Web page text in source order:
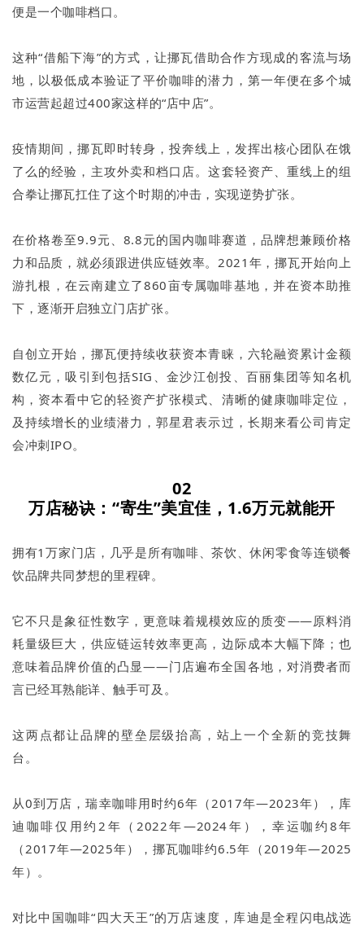
便是一个咖啡档口。
这种“借船下海”的方式，让挪瓦借助合作方现成的客流与场
地，以极低成本验证了平价咖啡的潜力，第一年便在多个城
市运营起超过400家这样的“店中店”。
疫情期间，挪瓦即时转身，投奔线上，发挥出核心团队在饿
了么的经验，主攻外卖和档口店。这套轻资产、重线上的组
合拳让挪瓦扛住了这个时期的冲击，实现逆势扩张。
在价格卷至9.9元、8.8元的国内咖啡赛道，品牌想兼顾价格
力和品质，就必须跟进供应链效率。2021年，挪瓦开始向上
游扎根，在云南建立了860亩专属咖啡基地，并在资本助推
下，逐渐开启独立门店扩张。
自创立开始，挪瓦便持续收获资本青睐，六轮融资累计金额
数亿元，吸引到包括SIG、金沙江创投、百丽集团等知名机
构，资本看中它的轻资产扩张模式、清晰的健康咖啡定位，
及持续增长的业绩潜力，郭星君表示过，长期来看公司肯定
会冲刺IPO。
02
万店秘诀：“寄生”美宜佳，1.6万元就能开
拥有1万家门店，几乎是所有咖啡、茶饮、休闲零食等连锁餐
饮品牌共同梦想的里程碑。
它不只是象征性数字，更意味着规模效应的质变——原料消
耗量级巨大，供应链运转效率更高，边际成本大幅下降；也
意味着品牌价值的凸显——门店遍布全国各地，对消费者而
言已经耳熟能详、触手可及。
这两点都让品牌的壁垒层级抬高，站上一个全新的竞技舞
台。
从0到万店，瑞幸咖啡用时约6年（2017年—2023年），库
迪咖啡仅用约2年（2022年—2024年），幸运咖约8年
（2017年—2025年），挪瓦咖啡约6.5年（2019年—2025
年）。
对比中国咖啡“四大天王”的万店速度，库迪是全程闪电战选